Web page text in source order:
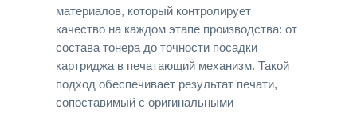
материалов, который контролирует
качество на каждом этапе производства: от
состава тонера до точности посадки
картриджа в печатающий механизм. Такой
подход обеспечивает результат печати,
сопоставимый с оригинальными